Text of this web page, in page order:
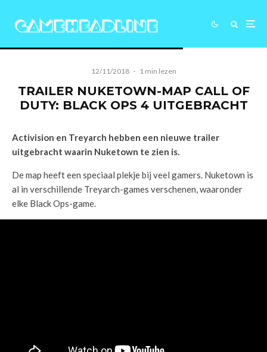
12/11/2018 · 1 min lezen
TRAILER NUKETOWN-MAP CALL OF
DUTY: BLACK OPS 4 UITGEBRACHT
Activision en Treyarch hebben een nieuwe trailer
uitgebracht waarin Nuketown te zien is.
De map heeft een speciaal plekje bij veel gamers. Nuketown is
al in verschillende Treyarch-games verschenen, waaronder
elke Black Ops-game.